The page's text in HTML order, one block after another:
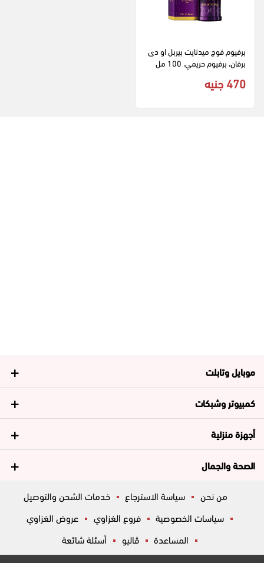
برفان، برفيوم حريمي، 100 مل
470 جنيه
موبايل وتابلت
كمبيوتر وشبكات
أجهزة منزلية
الصحة والجمال
من نحن سياسة الاسترجاع
خدمات الشحن والتوصيل
سياسات الخصوصية
فروع الغزاوي
عروض الغزاوي
المساعدة
ڤاليو أسئلة شائعة